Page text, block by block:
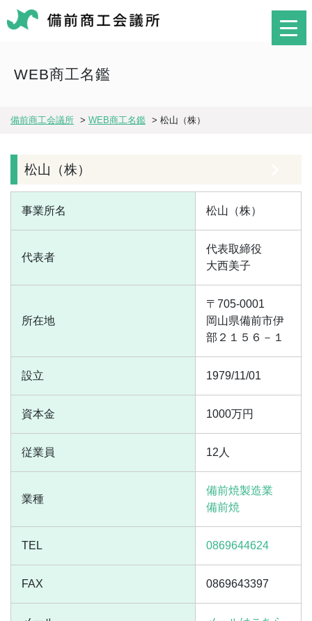
WEB商工名鑑
備前商工会議所 > WEB商工名鑑 > 松山（株）
松山（株）
事業所名 松山（株）
代表者
代表取締役
大西美子
所在地
〒705-0001
岡山県備前市伊
部２１５６－１
設立 1979/11/01
資本金 1000万円
従業員 12人
業種
備前焼製造業
備前焼
TEL 0869644624
FAX 0869643397